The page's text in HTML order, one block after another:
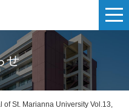
せ
of St. Marianna University Vol.13,